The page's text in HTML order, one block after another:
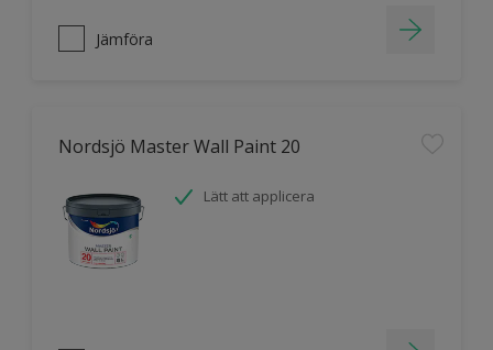
Jämföra
Nordsjö Master Wall Paint 20
Lätt att applicera